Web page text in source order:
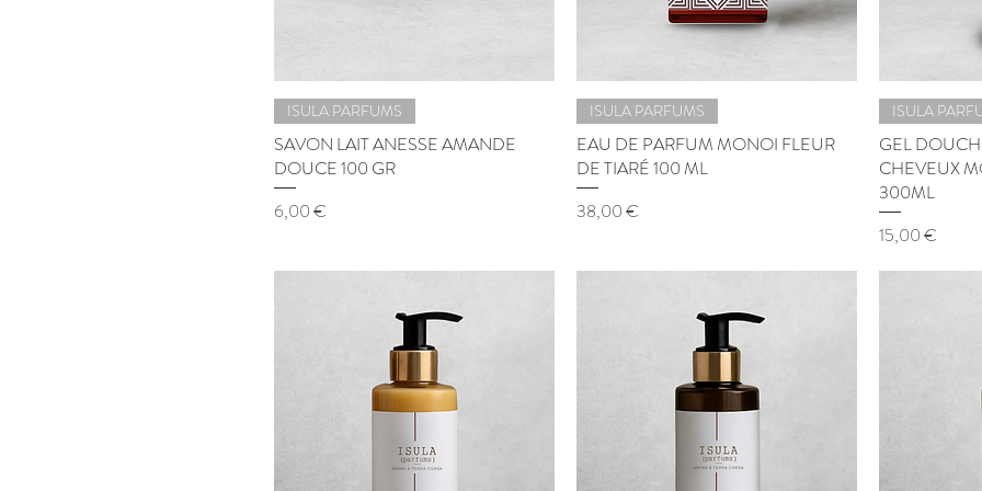
ISULA PARFUMS
SAVON LAIT ANESSE AMANDE
DOUCE 100 GR
Prix
6,00 €
ISULA PARFUMS
EAU DE PARFUM MONOI FLEUR
DE TIARÉ 100 ML
Prix
38,00 €
ISULA
GEL
CHEVEUX
300ML
Prix
15,00 €